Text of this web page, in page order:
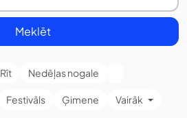
Meklēt
Rīt Nedēļas nogale
Festivāls Ģimene Vairāk